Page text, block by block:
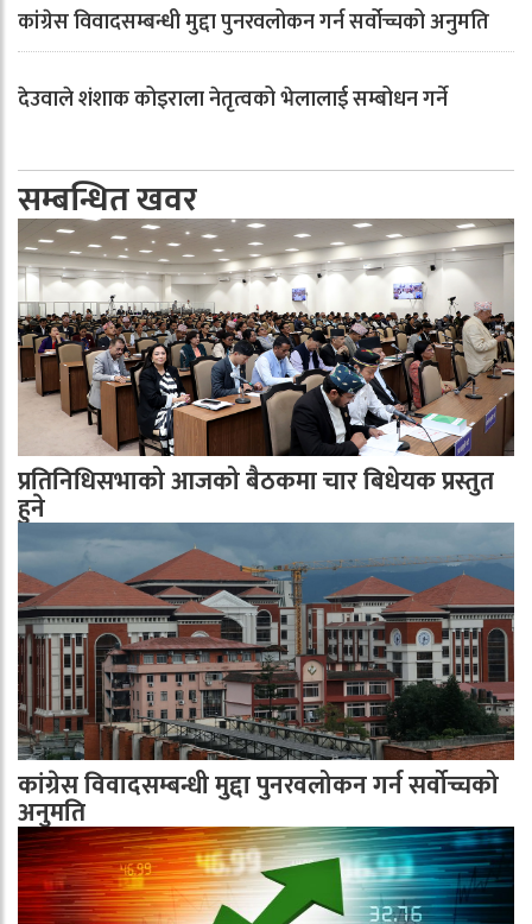
कांग्रेस विवादसम्बन्धी मुद्दा पुनरवलोकन गर्न सर्वोच्चको अनुमति
देउवाले शंशाक कोइराला नेतृत्वको भेलालाई सम्बोधन गर्ने
सम्बन्धित खवर
प्रतिनिधिसभाको आजको बैठकमा चार बिधेयक प्रस्तुत
हुने
कांग्रेस विवादसम्बन्धी मुद्दा पुनरवलोकन गर्न सर्वोच्चको
अनुमति